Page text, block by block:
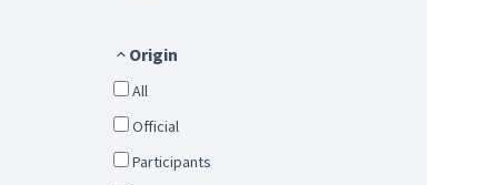
Origin
All
Official
Participants